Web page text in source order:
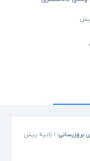
بروزرسانی: